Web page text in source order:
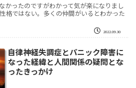
かったのですがわかって気が楽になりまし
格ではない。多くの仲間がいるとわかった
2022.09.30
自律神経失調症とパニック障害に
なった経緯と人間関係の疑問とな
ったきっかけ